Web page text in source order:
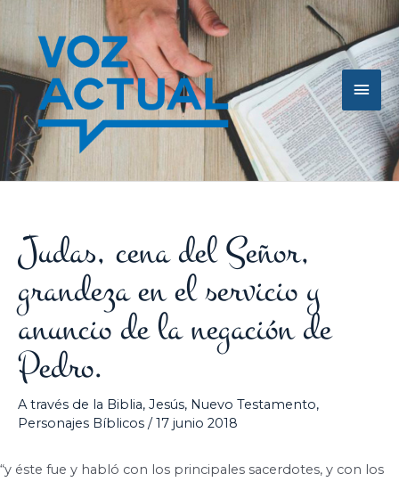
contenido
Judas, cena del Señor,
grandeza en el servicio y
anuncio de la negación de
Pedro.
A través de la Biblia, Jesús, Nuevo Testamento,
Personajes Bíblicos /17 junio 2018
“y éste fue y habló con los principales sacerdotes, y con los